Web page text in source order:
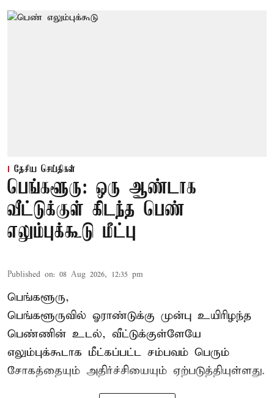
தேசிய செய்திகள்
பெங்களூரு: ஒரு ஆண்டாக
வீட்டுக்குள் கிடந்த பெண்
எலும்புக்கூடு மீட்பு
Published on: 08 Aug 2026, 12:35 pm
பெங்களூரு,
பெங்களூருவில் ஓராண்டுக்கு முன்பு உயிரிழந்த
பெண்ணின் உடல், வீட்டுக்குள்ளேயே
எலும்புக்கூடாக மீட்கப்பட்ட சம்பவம் பெரும்
சோகத்தையும் அதிர்ச்சியையும் ஏற்படுத்தியுள்ளது.